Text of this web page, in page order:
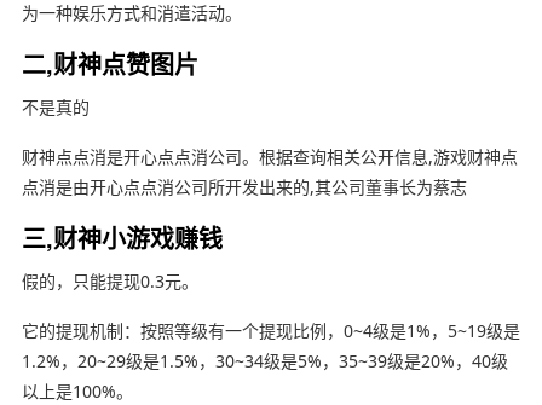
为一种娱乐方式和消遣活动。
二,财神点赞图片
不是真的
财神点点消是开心点点消公司。根据查询相关公开信息,游戏财神点
点消是由开心点点消公司所开发出来的,其公司董事长为蔡志
三,财神小游戏赚钱
假的，只能提现0.3元。
它的提现机制：按照等级有一个提现比例，0~4级是1%，5~19级是
1.2%，20~29级是1.5%，30~34级是5%，35~39级是20%，40级
以上是100%。